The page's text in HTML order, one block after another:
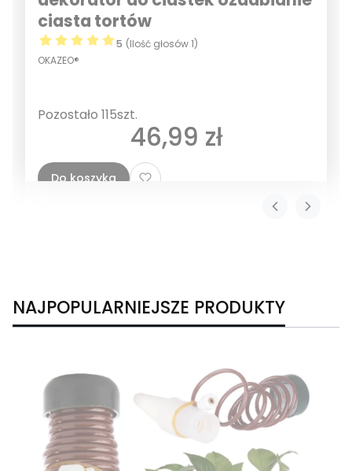
ciasta tortów
5 (Ilość głosów 1)
OKAZEO®
Pozostało 115szt.
Cena
46,99 zł
Do koszyka
NAJPOPULARNIEJSZE PRODUKTY